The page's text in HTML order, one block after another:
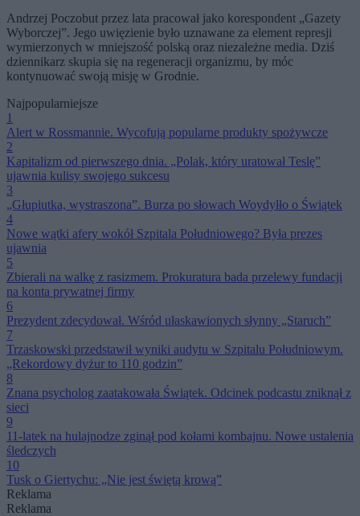
Andrzej Poczobut przez lata pracował jako korespondent „Gazety
Wyborczej”. Jego uwięzienie było uznawane za element represji
wymierzonych w mniejszość polską oraz niezależne media. Dziś
dziennikarz skupia się na regeneracji organizmu, by móc
kontynuować swoją misję w Grodnie.
Najpopularniejsze
1
Alert w Rossmannie. Wycofują popularne produkty spożywcze
2
Kapitalizm od pierwszego dnia. „Polak, który uratował Teslę”
ujawnia kulisy swojego sukcesu
3
„Głupiutka, wystraszona”. Burza po słowach Woydyłło o Świątek
4
Nowe wątki afery wokół Szpitala Południowego? Była prezes
ujawnia
5
Zbierali na walkę z rasizmem. Prokuratura bada przelewy fundacji
na konta prywatnej firmy
6
Prezydent zdecydował. Wśród ułaskawionych słynny „Staruch”
7
Trzaskowski przedstawił wyniki audytu w Szpitalu Południowym.
„Rekordowy dyżur to 110 godzin”
8
Znana psycholog zaatakowała Świątek. Odcinek podcastu zniknął z
sieci
9
11-latek na hulajnodze zginął pod kołami kombajnu. Nowe ustalenia
śledczych
10
Tusk o Giertychu: „Nie jest świętą krową”
Reklama
Reklama